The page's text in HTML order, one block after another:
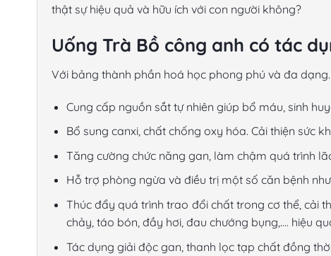
thật sự hiệu quả và hữu ích với con người không?
Uống Trà Bồ công anh có tác
Với bảng thành phần hoá học phong phú và đa
Cung cấp nguồn sắt tự nhiên giúp bổ máu, sinh
Bổ sung canxi, chất chống oxy hóa. Cải thiện sức
Tăng cường chức năng gan, làm chậm quá trình
Hỗ trợ phòng ngừa và điều trị một số căn bệnh
Thúc đẩy quá trình trao đổi chất trong cơ thể, cải
chảy, táo bón, đầy hơi, đau chướng bụng,…. hiệu
Tác dụng giải độc gan, thanh lọc tạp chất đồng